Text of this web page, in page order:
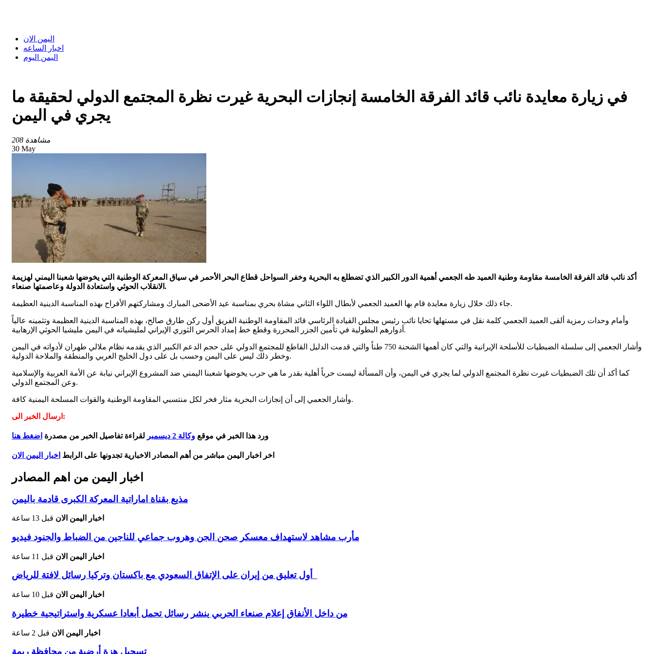
اليمن الان
اخبار الساعه
اليمن اليوم
في زيارة معايدة نائب قائد الفرقة الخامسة إنجازات البحرية غيرت نظرة المجتمع الدولي لحقيقة ما
يجري في اليمن
208 مشاهدة
30 May
أكد نائب قائد الفرقة الخامسة مقاومة وطنية العميد طه الجعمي أهمية الدور الكبير الذي تضطلع به البحرية وخفر السواحل قطاع البحر الأحمر في سياق المعركة الوطنية التي يخوضها شعبنا اليمني لهزيمة
الانقلاب الحوثي واستعادة الدولة وعاصمتها صنعاء.
جاء ذلك خلال زيارة معايدة قام بها العميد الجعمي لأبطال اللواء الثاني مشاة بحري بمناسبة عيد الأضحى المبارك ومشاركتهم الأفراح بهذه المناسبة الدينية العظيمة.
وأمام وحدات رمزية ألقى العميد الجعمي كلمة نقل في مستهلها تحايا نائب رئيس مجلس القيادة الرئاسي قائد المقاومة الوطنية الفريق أول ركن طارق صالح، بهذه المناسبة الدينية العظيمة وتثمينه عالياً
أدوارهم البطولية في تأمين الجزر المحررة وقطع خط إمداد الحرس الثوري الإيراني لمليشياته في اليمن مليشيا الحوثي الإرهابية.
وأشار الجعمي إلى سلسلة الضبطيات للأسلحة الإيرانية والتي كان أهمها الشحنة 750 طناً والتي قدمت الدليل القاطع للمجتمع الدولي على حجم الدعم الكبير الذي يقدمه نظام ملالي طهران لأدواته في اليمن
وخطر ذلك ليس على اليمن وحسب بل على دول الخليج العربي والمنطقة والملاحة الدولية.
كما أكد أن تلك الضبطيات غيرت نظرة المجتمع الدولي لما يجري في اليمن، وأن المسألة ليست حرباً أهلية بقدر ما هي حرب يخوضها شعبنا اليمني ضد المشروع الإيراني نيابة عن الأمة العربية والإسلامية
وعن المجتمع الدولي.
وأشار الجعمي إلى أن إنجازات البحرية مثار فخر لكل منتسبي المقاومة الوطنية والقوات المسلحة اليمنية كافة.
ارسال الخبر الى:
ورد هذا الخبر في موقع وكالة 2 ديسمبر لقراءة تفاصيل الخبر من مصدرة اضغط هنا
اخر اخبار اليمن مباشر من أهم المصادر الاخبارية تجدونها على الرابط اخبار اليمن الان
اخبار اليمن من اهم المصادر
مذيع بقناة اماراتية المعركة الكبرى قادمة باليمن
اخبار اليمن الان قبل 13 ساعة
مأرب مشاهد لاستهداف معسكر صحن الجن وهروب جماعي للناجين من الضباط والجنود فيديو
اخبار اليمن الان قبل 11 ساعة
اخبار اليمن الان قبل 10 ساعة
من داخل الأنفاق إعلام صنعاء الحربي ينشر رسائل تحمل أبعادا عسكرية واستراتيجية خطيرة
اخبار اليمن الان قبل 2 ساعة
تسجيل هزة أرضية من محافظة ريمة